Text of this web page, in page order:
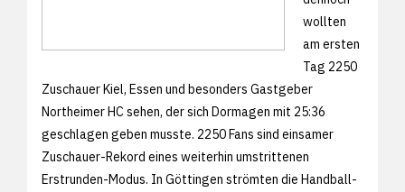
wollten
am ersten
Tag 2250
Zuschauer Kiel, Essen und besonders Gastgeber
Northeimer HC sehen, der sich Dormagen mit 25:36
geschlagen geben musste. 2250 Fans sind einsamer
Zuschauer-Rekord eines weiterhin umstrittenen
Erstrunden-Modus. In Göttingen strömten die Handball-